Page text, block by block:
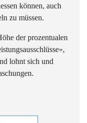
können, auch
zu müssen.
der prozentualen
lohnt sich und